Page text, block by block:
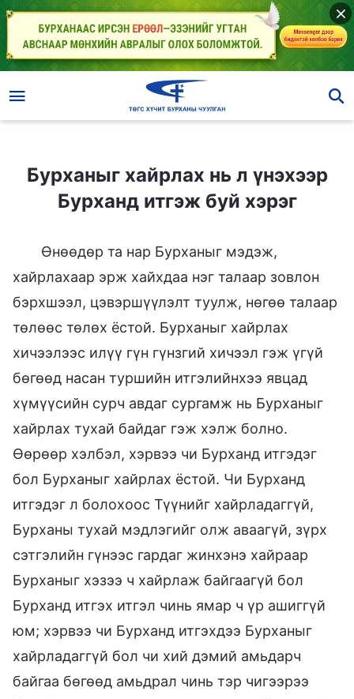
Бурханыг хайрлах нь л үнэхээр
Бурханд итгэж буй хэрэг
Өнөөдөр та нар Бурханыг мэдэж,
хайрлахаар эрж хайхдаа нэг талаар зовлон
бэрхшээл, цэвэршүүлэлт туулж, нөгөө талаар
төлөөс төлөх ёстой. Бурханыг хайрлах
хичээлээс илүү гүн гүнзгий хичээл гэж үгүй
бөгөөд насан туршийн итгэлийнхээ явцад
хүмүүсийн сурч авдаг сургамж нь Бурханыг
хайрлах тухай байдаг гэж хэлж болно.
Өөрөөр хэлбэл, хэрвээ чи Бурханд итгэдэг
бол Бурханыг хайрлах ёстой. Чи Бурханд
итгэдэг л болохоос Түүнийг хайрладаггүй,
Бурханы тухай мэдлэгийг олж аваагүй, зүрх
сэтгэлийн гүнээс гардаг жинхэнэ хайраар
Бурханыг хэзээ ч хайрлаж байгаагүй бол
Бурханд итгэх итгэл чинь ямар ч үр ашиггүй
юм; хэрвээ чи Бурханд итгэхдээ Бурханыг
хайрладаггүй бол чи хий дэмий амьдарч
байгаа бөгөөд амьдрал чинь тэр чигээрээ